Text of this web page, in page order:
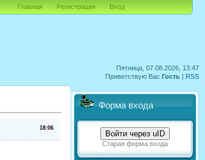
Пятница, 07.08.2026, 13:47
Приветствую Вас Гость | RSS
Главная Регистрация Вход
18:06
Форма входа
Войти через uID
Старая форма входа